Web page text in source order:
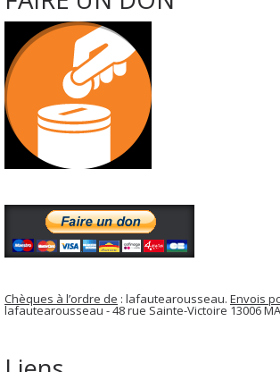
Chèques à l’ordre de : lafautearousseau. Envois
lafautearousseau - 48 rue Sainte-Victoire 13006